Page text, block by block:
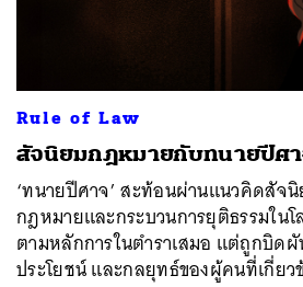
Rule of Law
สัจนิยมกฎหมายกับทนายปีศ
‘ทนายปีศาจ’ สะท้อนผ่านแนวคิดสัจ
กฎหมายและกระบวนการยุติธรรมในโ
ตามหลักการในตำราเสมอ แต่ถูกบิด
ประโยชน์ และกลยุทธ์ของผู้คนที่เกี่ยว